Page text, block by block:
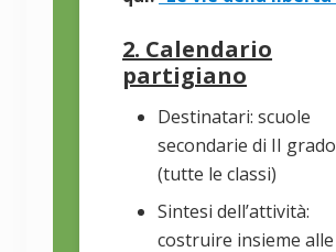
2. Calendario
partigiano
Destinatari: scuole
secondarie di II grado
(tutte le classi)
Sintesi dell’attività:
costruire insieme alle